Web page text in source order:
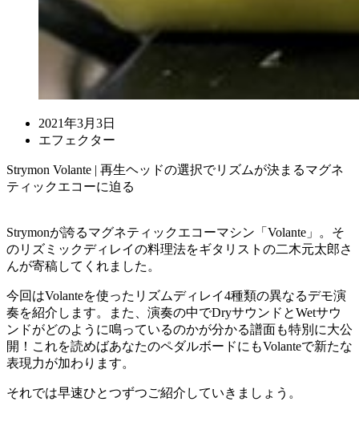
2021年3月3日
エフェクター
Strymon Volante | 再生ヘッドの選択でリズムが決まるマグネ
ティックエコーに迫る
Strymonが誇るマグネティックエコーマシン「Volante」。そ
のリズミックディレイの料理法をギタリストの二木元太郎さ
んが寄稿してくれました。
今回はVolanteを使ったリズムディレイ4種類の異なるデモ演
奏を紹介します。また、演奏の中でDryサウンドとWetサウ
ンドがどのように鳴っているのかが分かる譜面も特別に大公
開！これを読めばあなたのペダルボードにもVolanteで新たな
表現力が加わります。
それでは早速ひとつずつご紹介していきましょう。